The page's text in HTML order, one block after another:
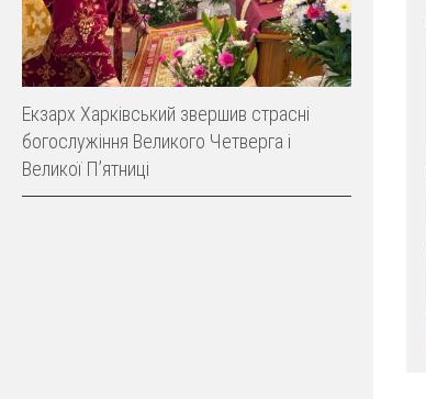
Екзарх Харківський звершив страсні
богослужіння Великого Четверга і
Великої Пʼятниці